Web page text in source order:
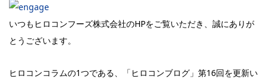
いつもヒロコンフーズ株式会社のHPをご覧いただき、誠にありが
とうございます。
ヒロコンコラムの1つである、「ヒロコンブログ」第16回を更新い